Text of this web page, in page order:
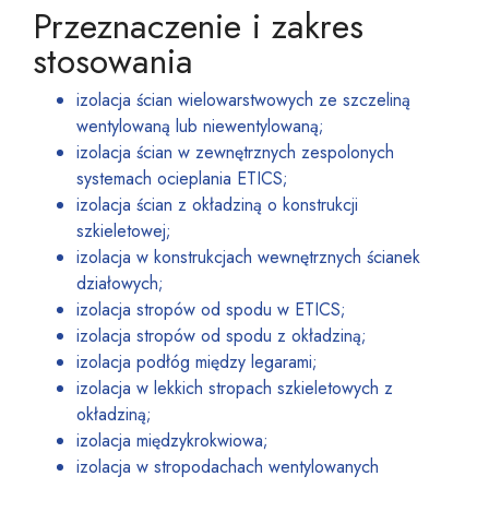
Przeznaczenie i zakres
stosowania
izolacja ścian wielowarstwowych ze szczeliną
wentylowaną lub niewentylowaną;
izolacja ścian w zewnętrznych zespolonych
systemach ocieplania ETICS;
izolacja ścian z okładziną o konstrukcji
szkieletowej;
izolacja w konstrukcjach wewnętrznych ścianek
działowych;
izolacja stropów od spodu w ETICS;
izolacja stropów od spodu z okładziną;
izolacja podłóg między legarami;
izolacja w lekkich stropach szkieletowych z
okładziną;
izolacja międzykrokwiowa;
izolacja w stropodachach wentylowanych